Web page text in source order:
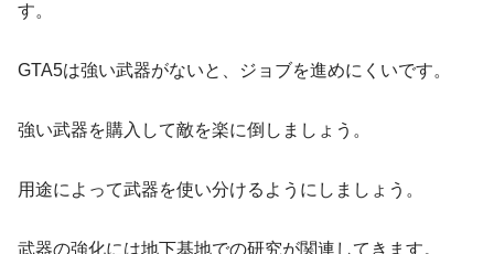
す。
GTA5は強い武器がないと、ジョブを進めにくいです。
強い武器を購入して敵を楽に倒しましょう。
用途によって武器を使い分けるようにしましょう。
武器の強化には地下基地での研究が関連してきます。